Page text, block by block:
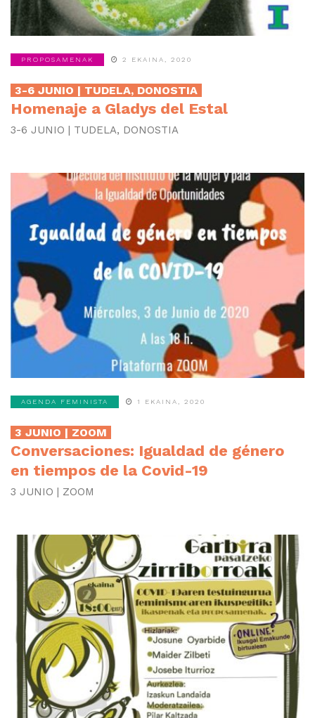
PROPOSAMENAK 2 EKAINA, 2020
3-6 JUNIO | TUDELA, DONOSTIA
Homenaje a Gladys del Estal
3-6 JUNIO | TUDELA, DONOSTIA
AGENDA FEMINISTA 1 EKAINA, 2020
3 JUNIO | ZOOM
Conversaciones: Igualdad de género
en tiempos de la Covid-19
3 JUNIO | ZOOM